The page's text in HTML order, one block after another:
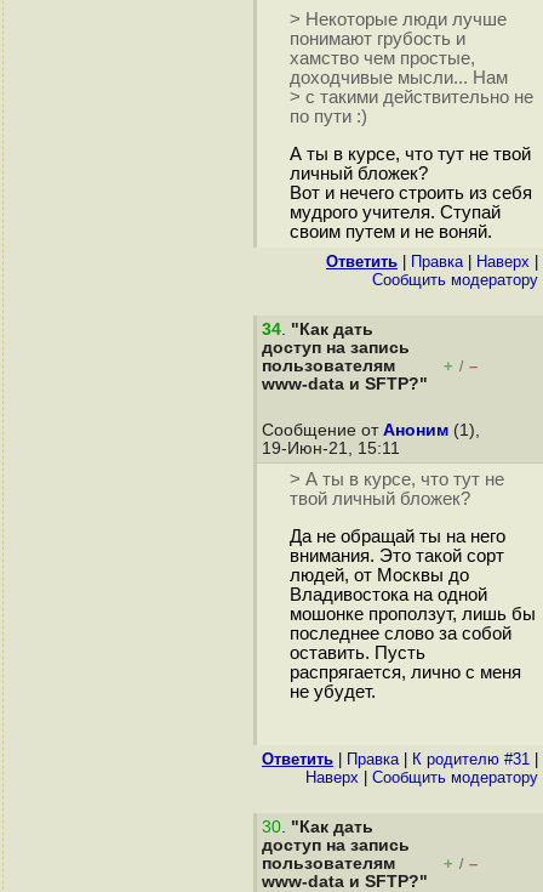
> Некоторые люди лучше
понимают грубость и
хамство чем простые,
доходчивые мысли... Нам
> с такими действительно не
по пути :)
А ты в курсе, что тут не твой
личный бложек?
Вот и нечего строить из себя
мудрого учителя. Ступай
своим путем и не воняй.
Ответить Правка| Наверх
Cообщить модератору
34. "Как дать
доступ на запись
пользователям
www-data и SFTP?"
+ / –
Сообщение от Аноним (1),
19-Июн-21, 15:11
> А ты в курсе, что тут не
твой личный бложек?
Да не обращай ты на него
внимания. Это такой сорт
людей, от Москвы до
Владивостока на одной
мошонке проползут, лишь бы
последнее слово за собой
оставить. Пусть
распрягается, лично с меня
не убудет.
Ответить Правка| К родителю #31
Наверх
Cообщить модератору
30. "Как дать
доступ на запись
пользователям
www-data и SFTP?"
+ / –